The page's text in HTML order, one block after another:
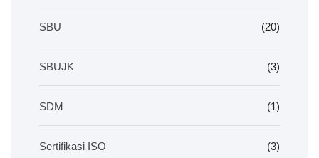
SBU (20)
SBUJK (3)
SDM (1)
Sertifikasi ISO (3)